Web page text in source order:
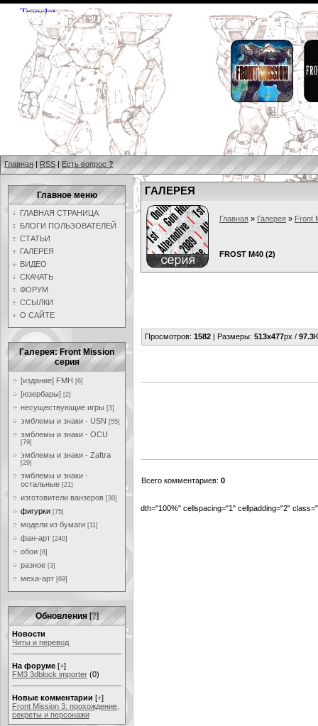
Главная | RSS | Есть вопрос ?
Главное меню
ГЛАВНАЯ СТРАНИЦА
БЛОГИ ПОЛЬЗОВАТЕЛЕЙ
СТАТЬИ
ГАЛЕРЕЯ
ВИДЕО
СКАЧАТЬ
ФОРУМ
ССЫЛКИ
О САЙТЕ
Галерея: Front Mission
серия
[издание] FMH [6]
[юзербары] [2]
несуществующие игры [3]
эмблемы и знаки - USN [55]
эмблемы и знаки - OCU
[79]
эмблемы и знаки - Zaftra
[29]
эмблемы и знаки -
остальные [21]
изготовители ванзеров [30]
фигурки [75]
модели из бумаги [11]
фан-арт [240]
обои [8]
разное [3]
меха-арт [69]
Обновления [?]
Новости
Читы и перевод
На форуме [+]
FM3 3dblock importer (0)
Новые комментарии [+]
Front Mission 3: прохождение,
секреты и персонажи
ГАЛЕРЕЯ
Главная » Галерея » Front
FROST M40 (2)
Просмотров: 1582 | Размеры: 513x477px / 97.3
Всего комментариев: 0
dth="100%" cellspacing="1" cellpadding="2"